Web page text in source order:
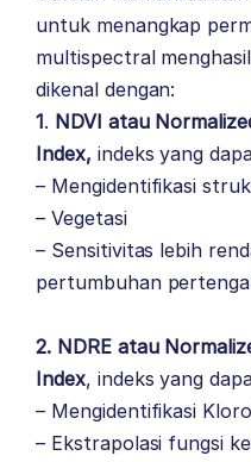
untuk menangkap
multispectral
dikenal dengan:
1. NDVI atau
Index, indeks yang
– Mengidentifikasi
– Vegetasi
– Sensitivitas lebih
pertumbuhan
2. NDRE atau
Index, indeks yang
– Mengidentifikasi
– Ekstrapolasi fungsi